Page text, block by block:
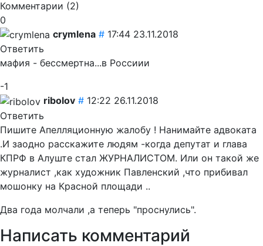
Комментарии (2)
0
crymlena # 17:44 23.11.2018
Ответить
мафия - бессмертна...в Россиии
-1
ribolov # 12:22 26.11.2018
Ответить
Пишите Апелляционную жалобу ! Нанимайте адвоката
.И заодно расскажите людям -когда депутат и глава
КПРФ в Алуште стал ЖУРНАЛИСТОМ. Или он такой же
журналист ,как художник Павленский ,что прибивал
мошонку на Красной площади ..
Два года молчали ,а теперь "проснулись".
Написать комментарий